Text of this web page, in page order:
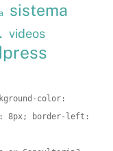
sistema
videos
color:
8px; border-left: